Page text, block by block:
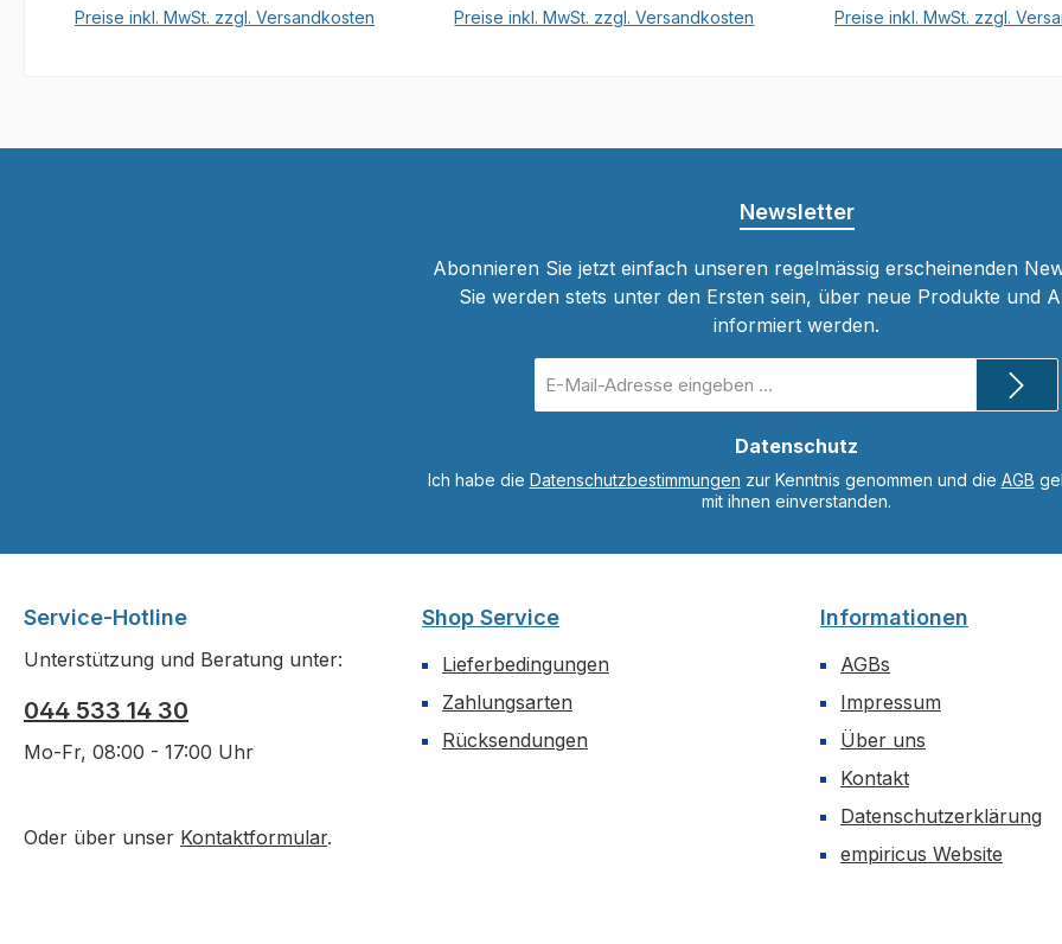
Preise inkl. MwSt. zzgl. Versandkosten Preise inkl. MwSt. zzgl. Versandkosten Preise inkl. MwSt. zzgl.
Newsletter
Abonnieren Sie jetzt einfach unseren regelmässig erscheinenden
Sie werden stets unter den Ersten sein, über neue Produkte und
informiert werden.
Mail-
Adresse
Datenschutz
Ich habe die Datenschutzbestimmungen zur Kenntnis genommen und die AGB
mit ihnen einverstanden.
Service-Hotline
Unterstützung und Beratung unter:
044 533 14 30
Mo-Fr, 08:00 - 17:00 Uhr
Oder über unser Kontaktformular.
Shop Service
Lieferbedingungen
Zahlungsarten
Rücksendungen
Informationen
AGBs
Impressum
Über uns
Kontakt
Datenschutzerklärung
empiricus Website